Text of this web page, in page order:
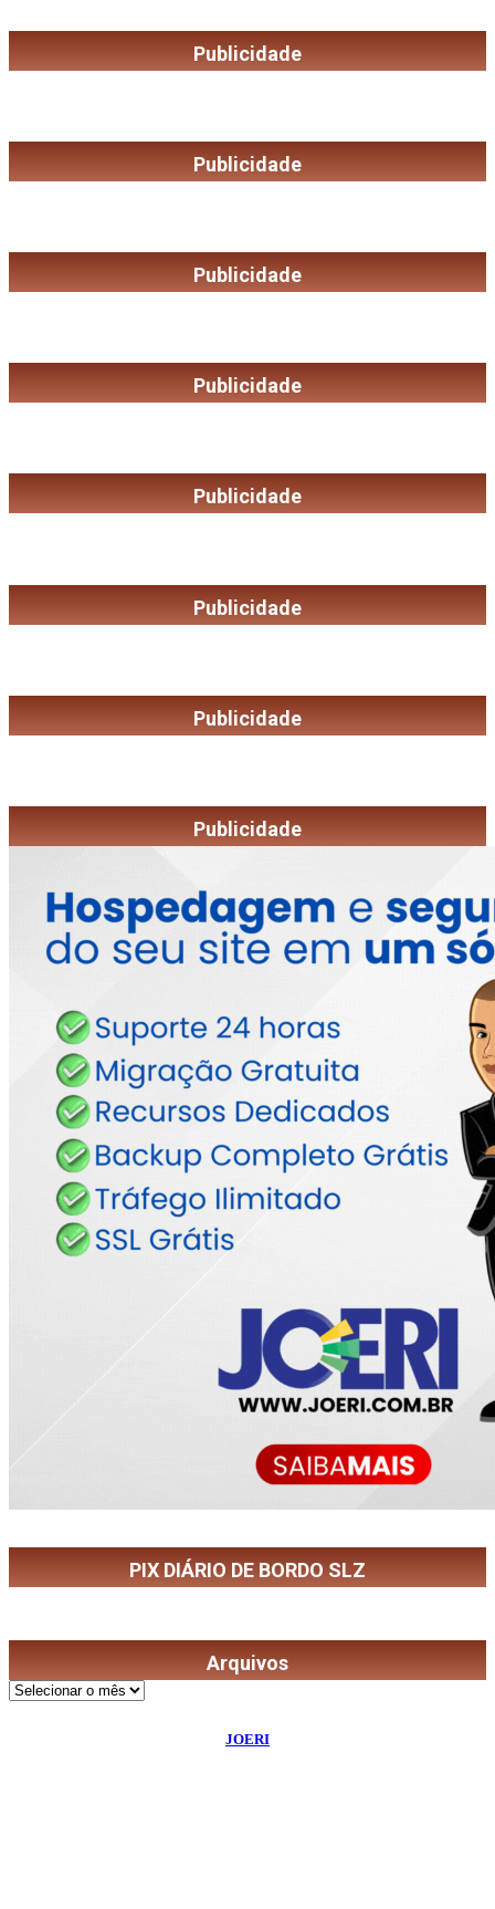
Publicidade
Publicidade
Publicidade
Publicidade
Publicidade
Publicidade
Publicidade
Publicidade
PIX DIÁRIO DE BORDO SLZ
Arquivos
Arquivos
JOERI